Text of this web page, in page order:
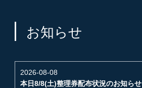
お知らせ
2026-08-08
本日8/8(土)整理券配布状況のお知らせ